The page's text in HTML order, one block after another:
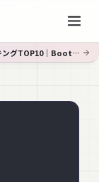
【2026年6月】VRChat人気「髪型」ランキングTOP10｜Booth傾向分析